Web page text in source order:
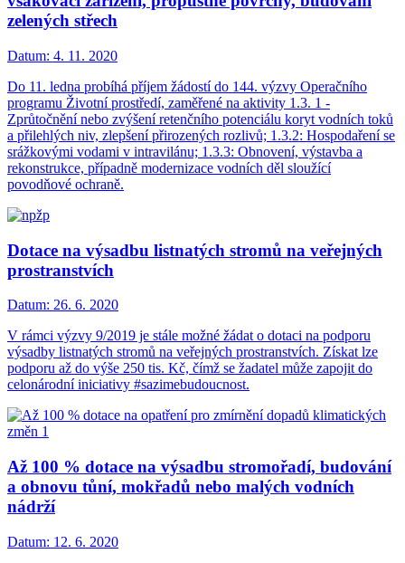
zelených střech
Datum: 4. 11. 2020
Do 11. ledna probíhá příjem žádostí do 144. výzvy Operačního
programu Životní prostředí, zaměřené na aktivity 1.3. 1 -
Zprůtočnění nebo zvýšení retenčního potenciálu koryt vodních toků
a přilehlých niv, zlepšení přirozených rozlivů; 1.3.2: Hospodaření se
srážkovými vodami v intravilánu; 1.3.3: Obnovení, výstavba a
rekonstrukce, případně modernizace vodních děl sloužící
povodňové ochraně.
Dotace na výsadbu listnatých stromů na veřejných
prostranstvích
Datum: 26. 6. 2020
V rámci výzvy 9/2019 je stále možné žádat o dotaci na podporu
výsadby listnatých stromů na veřejných prostranstvích. Získat lze
podporu až do výše 250 tis. Kč, čímž se žadatel může zapojit do
celonárodní iniciativy #sazimebudoucnost.
Až 100 % dotace na výsadbu stromořadí, budování
a obnovu tůní, mokřadů nebo malých vodních
nádrží
Datum: 12. 6. 2020